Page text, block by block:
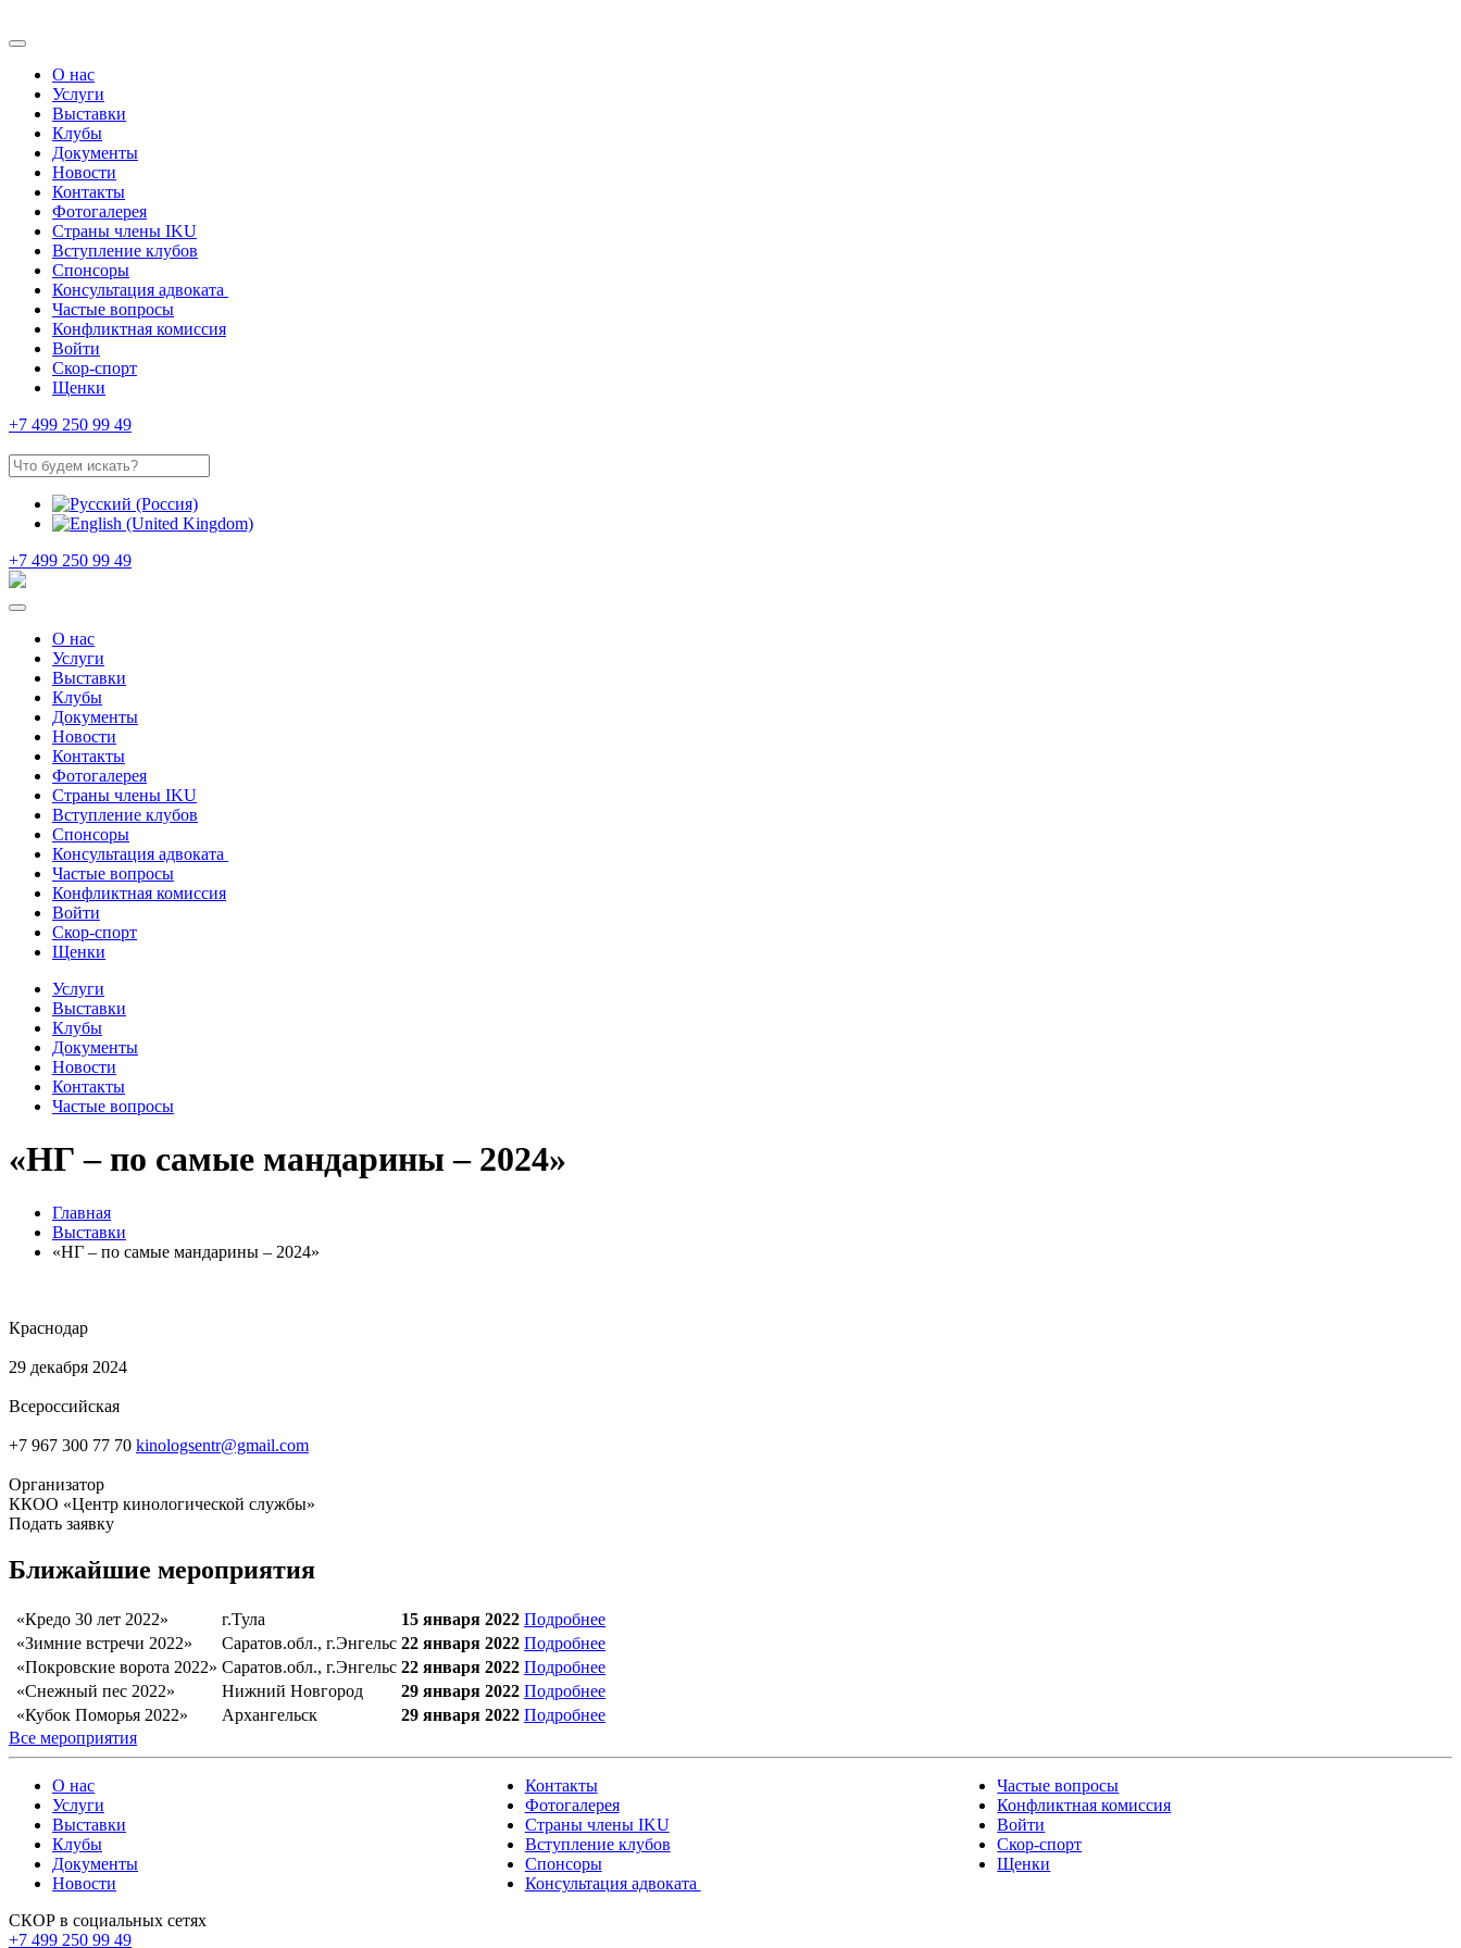
О нас
Услуги
Выставки
Клубы
Документы
Новости
Контакты
Фотогалерея
Страны члены IKU
Вступление клубов​
Спонсоры
Консультация адвоката ​
Частые вопросы
Конфликтная комиссия
Войти
Скор-спорт
Щенки
+7 499 250 99 49
+7 499 250 99 49
О нас
Услуги
Выставки
Клубы
Документы
Новости
Контакты
Фотогалерея
Страны члены IKU
Вступление клубов​
Спонсоры
Консультация адвоката ​
Частые вопросы
Конфликтная комиссия
Войти
Скор-спорт
Щенки
Услуги
Выставки
Клубы
Документы
Новости
Контакты
Частые вопросы
«НГ – по самые мандарины – 2024»
Главная
Выставки
«НГ – по самые мандарины – 2024»
Краснодар
29 декабря 2024
Всероссийская
+7 967 300 77 70 kinologsentr@gmail.com
Организатор
ККОО «Центр кинологической службы»
Подать заявку
Ближайшие мероприятия
«Кредо 30 лет 2022» г.Тула 15 января 2022 Подробнее
«Зимние встречи 2022»
Саратов.обл., г.Энгельс 22 января 2022 Подробнее
«Покровские ворота 2022» Саратов.обл., г.Энгельс 22 января 2022 Подробнее
«Снежный пес 2022»
Нижний Новгород 29 января 2022 Подробнее
«Кубок Поморья 2022»
Архангельск 29 января 2022 Подробнее
Все мероприятия
О нас
Услуги
Выставки
Клубы
Документы
Новости
Контакты
Фотогалерея
Страны члены IKU
Вступление клубов​
Спонсоры
Консультация адвоката ​
Частые вопросы
Конфликтная комиссия
Войти
Скор-спорт
Щенки
СКОР в социальных сетях
+7 499 250 99 49